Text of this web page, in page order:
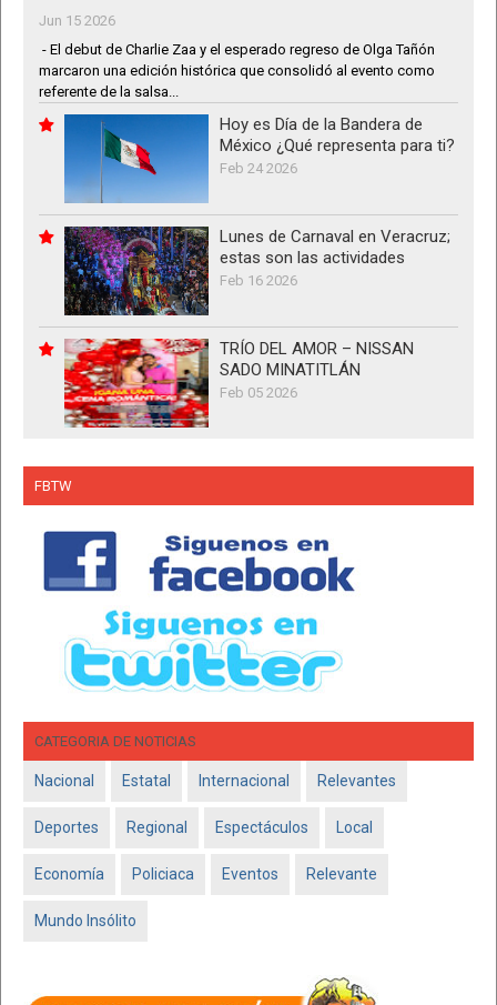
Jun 15 2026
- El debut de Charlie Zaa y el esperado regreso de Olga Tañón
marcaron una edición histórica que consolidó al evento como
referente de la salsa...
Hoy es Día de la Bandera de
México ¿Qué representa para ti?
Feb 24 2026
Lunes de Carnaval en Veracruz;
estas son las actividades
Feb 16 2026
TRÍO DEL AMOR – NISSAN
SADO MINATITLÁN
Feb 05 2026
FBTW
CATEGORIA DE NOTICIAS
Nacional Estatal Internacional Relevantes
Deportes Regional Espectáculos Local
Economía Policiaca Eventos Relevante
Mundo Insólito